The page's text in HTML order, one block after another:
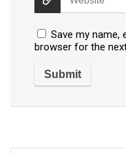
Save my name,
browser for the